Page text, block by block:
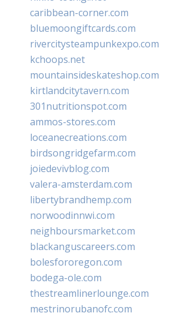
caribbean-corner.com
bluemoongiftcards.com
rivercitysteampunkexpo.com
kchoops.net
mountainsideskateshop.com
kirtlandcitytavern.com
301nutritionspot.com
ammos-stores.com
loceanecreations.com
birdsongridgefarm.com
joiedevivblog.com
valera-amsterdam.com
libertybrandhemp.com
norwoodinnwi.com
neighboursmarket.com
blackanguscareers.com
bolesfororegon.com
bodega-ole.com
thestreamlinerlounge.com
mestrinorubanofc.com